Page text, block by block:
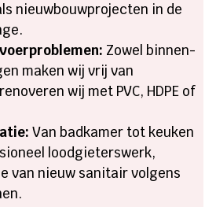
nieuwbouwprojecten in de
Zowel binnen-
maken wij vrij van
wij met PVC, HDPE of
Van badkamer tot keuken
loodgieterswerk,
van nieuw sanitair volgens